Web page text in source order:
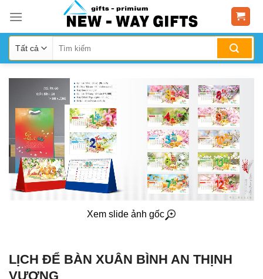
content
Xem slide ảnh gốc
LỊCH ĐỂ BÀN XUÂN BÌNH AN THỊNH
VƯỢNG